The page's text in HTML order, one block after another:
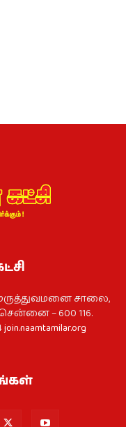
சாலை,
– 600 116.
join.naamtamilar.org